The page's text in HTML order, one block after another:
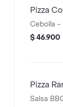
Pizza
Cebolla -
$ 46.900
Pizza
Salsa